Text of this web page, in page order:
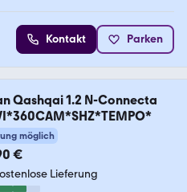
Kontakt Parken
Qashqai 1.2 N-Connecta
möglich
€
Lieferung